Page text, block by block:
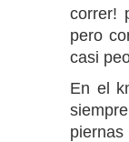
correr!
pero
casi
En el